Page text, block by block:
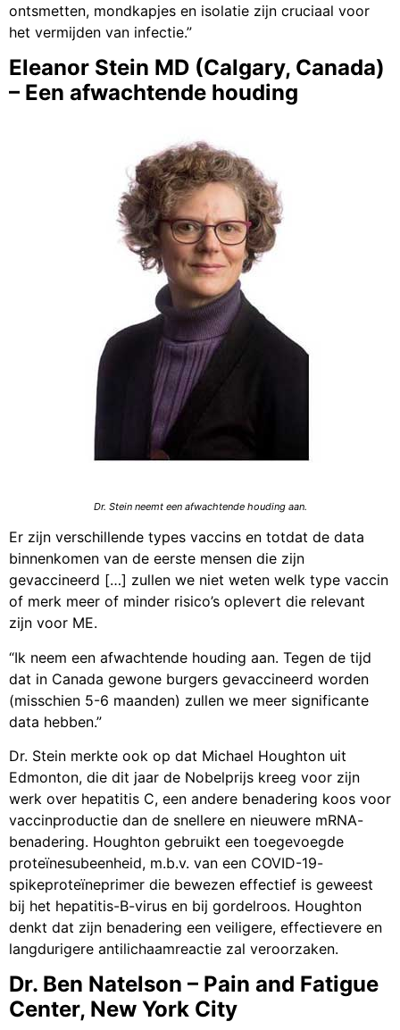
ontsmetten, mondkapjes en isolatie zijn cruciaal voor
het vermijden van infectie.”
Eleanor Stein MD (Calgary, Canada)
– Een afwachtende houding
Dr. Stein neemt een afwachtende houding aan.
Er zijn verschillende types vaccins en totdat de data
binnenkomen van de eerste mensen die zijn
gevaccineerd […] zullen we niet weten welk type vaccin
of merk meer of minder risico’s oplevert die relevant
zijn voor ME.
“Ik neem een afwachtende houding aan. Tegen de tijd
dat in Canada gewone burgers gevaccineerd worden
(misschien 5-6 maanden) zullen we meer significante
data hebben.”
Dr. Stein merkte ook op dat Michael Houghton uit
Edmonton, die dit jaar de Nobelprijs kreeg voor zijn
werk over hepatitis C, een andere benadering koos voor
vaccinproductie dan de snellere en nieuwere mRNA-
benadering. Houghton gebruikt een toegevoegde
proteïnesubeenheid, m.b.v. van een COVID-19-
spikeproteïneprimer die bewezen effectief is geweest
bij het hepatitis-B-virus en bij gordelroos. Houghton
denkt dat zijn benadering een veiligere, effectievere en
langdurigere antilichaamreactie zal veroorzaken.
Dr. Ben Natelson – Pain and Fatigue
Center, New York City